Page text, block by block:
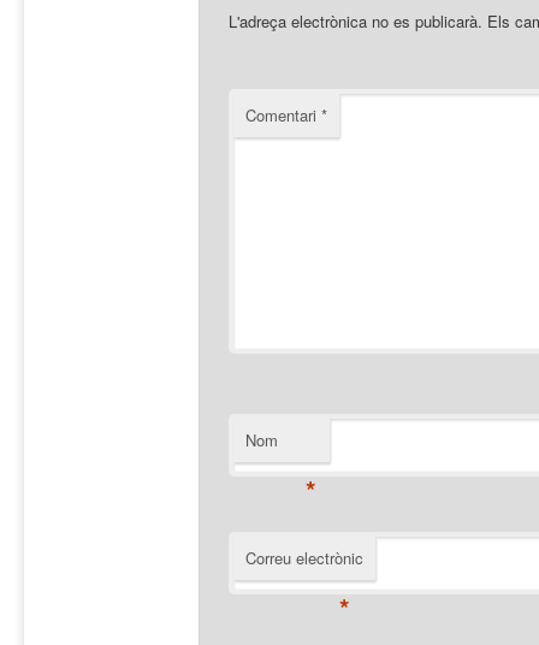
L'adreça electrònica no es publicarà. Els
Comentari *
Nom
*
Correu electrònic
*